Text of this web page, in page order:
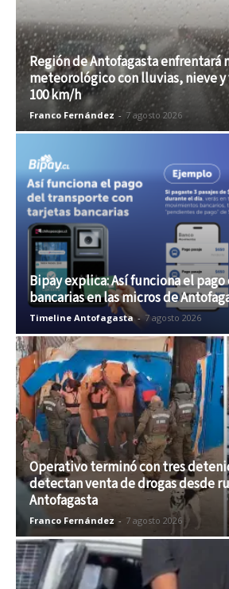
Región de Antofagasta enfrentará
meteorológico con lluvias, nieve
100 km/h
Franco Fernández - 7 agosto 2026
Bipay explica: Así funciona el
bancarias en las micros de
Timeline Antofagasta - 7 agosto 2026
Operativo terminó con tres
detectan venta de drogas desde
Antofagasta
Franco Fernández - 7 agosto 2026